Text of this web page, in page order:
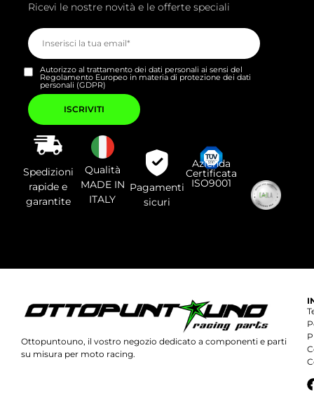
Ricevi le nostre novità e le offerte speciali
Autorizzo al trattamento dei dati personali ai sensi del
Regolamento Europeo in materia di protezione dei dati
personali (GDPR)
Si
prega
di
lasciare
vuoto
questo
campo.
Spedizioni
rapide e
garantite
Qualità
MADE IN
ITALY
Pagamenti
sicuri
Azienda
Certificata
ISO9001
Ottopuntouno, il vostro negozio dedicato a componenti e parti
su misura per moto racing.